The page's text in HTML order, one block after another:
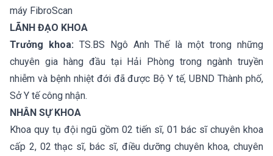
máy FibroScan
LÃNH ĐẠO KHOA
Trưởng khoa: TS.BS Ngô Anh Thế là một trong những
chuyên gia hàng đầu tại Hải Phòng trong ngành truyền
nhiễm và bệnh nhiệt đới đã được Bộ Y tế, UBND Thành phố,
Sở Y tế công nhận.
NHÂN SỰ KHOA
Khoa quy tụ đội ngũ gồm 02 tiến sĩ, 01 bác sĩ chuyên khoa
cấp 2, 02 thạc sĩ, bác sĩ, điều dưỡng chuyên khoa, chuyên